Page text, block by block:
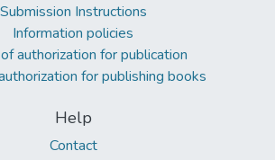
Submission Instructions
Information policies
authorization for publication
for publishing books
Help
Contact